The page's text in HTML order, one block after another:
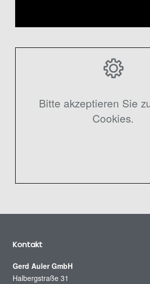
Bitte akzeptieren Sie
Cookies.
Kontakt
Gerd Auler GmbH
Halbergstraße 31